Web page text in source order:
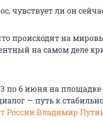
чувствует ли он
происходит на
на самом деле
по 6 июня на площадке
— путь к
России Владимир